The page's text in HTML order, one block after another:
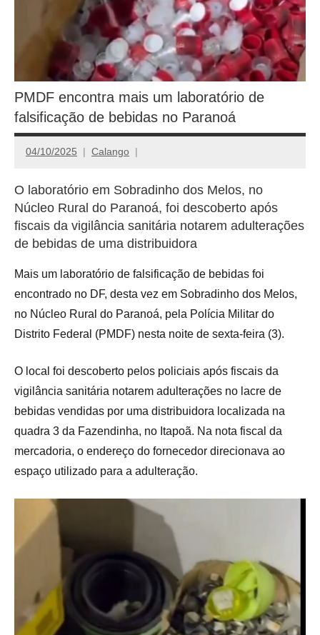
PMDF encontra mais um laboratório de
falsificação de bebidas no Paranoá
04/10/2025 Calango
O laboratório em Sobradinho dos Melos, no
Núcleo Rural do Paranoá, foi descoberto após
fiscais da vigilância sanitária notarem adulterações
de bebidas de uma distribuidora
Mais um laboratório de falsificação de bebidas foi
encontrado no DF, desta vez em Sobradinho dos Melos,
no Núcleo Rural do Paranoá, pela Polícia Militar do
Distrito Federal (PMDF) nesta noite de sexta-feira (3).
O local foi descoberto pelos policiais após fiscais da
vigilância sanitária notarem adulterações no lacre de
bebidas vendidas por uma distribuidora localizada na
quadra 3 da Fazendinha, no Itapoã. Na nota fiscal da
mercadoria, o endereço do fornecedor direcionava ao
espaço utilizado para a adulteração.